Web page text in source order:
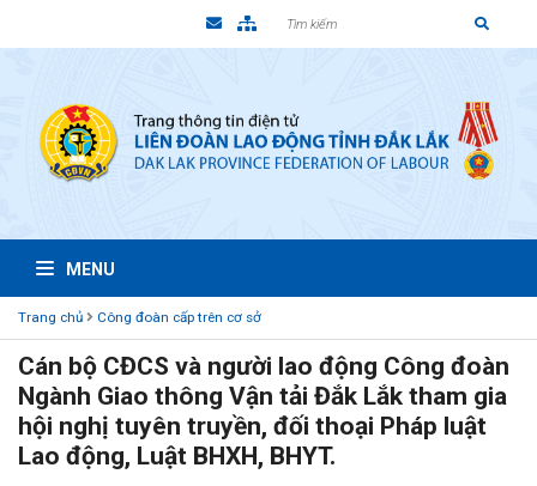
MENU
Trang chủ Công đoàn cấp trên cơ sở
Cán bộ CĐCS và người lao động Công đoàn
Ngành Giao thông Vận tải Đắk Lắk tham gia
hội nghị tuyên truyền, đối thoại Pháp luật
Lao động, Luật BHXH, BHYT.